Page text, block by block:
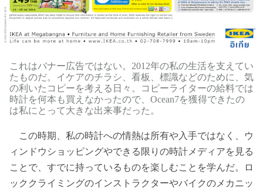
これはバナー広告ではない。2012年の私の生活を支えてい
たものだ。イケアのチラシ、看板、標識などのために、気
の利いたコピーを考える日々。コピーライターの給料では
時計を何本も買えなかったので、Ocean7を獲得できたの
は私にとって大きな出来事だった。
この時期、私の時計への情熱は所有や入手ではなく、ウ
ィンドウショッピングやできる限りの時計メディアを見る
ことで、すでに持っているものを楽しむことを学んだ。ロ
ッククライミングのインストラクターやバイクのメカニッ